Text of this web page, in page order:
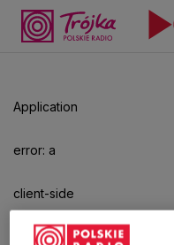
Application
error: a
client-side
exception
aby
odtwarzać.